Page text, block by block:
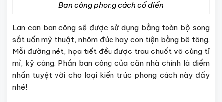
Ban công phong cách cổ điển
Lan can ban công sẽ được sử dụng bằng toàn bộ song
sắt uốn mỹ thuật, nhôm đúc hay con tiện bằng bê tông.
Mỗi đường nét, họa tiết đều được trau chuốt vô cùng tỉ
mỉ, kỹ càng. Phần ban công của căn nhà chính là điểm
nhấn tuyệt vời cho loại kiến trúc phong cách này đấy
nhé!